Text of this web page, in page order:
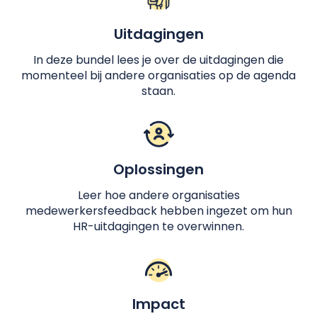
Uitdagingen
In deze bundel lees je over de uitdagingen die
momenteel bij andere organisaties op de agenda
staan.
Oplossingen
Leer hoe andere organisaties
medewerkersfeedback hebben ingezet om hun
HR-uitdagingen te overwinnen.
Impact